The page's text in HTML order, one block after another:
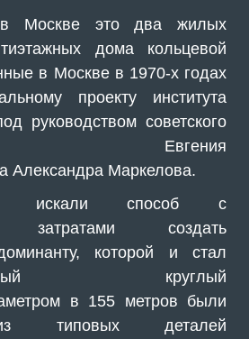
Москве это два жилых
дома кольцевой
в Москве в 1970-х годах
проекту института
руководством советского
Евгения
Александра Маркелова.
искали способ с
затратами создать
которой и стал
круглый
в 155 метров были
типовых деталей